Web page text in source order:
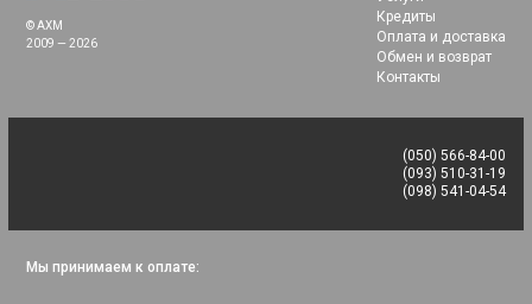
© AXM
2009 — 2026
Кредиты
Оплата и доставка
Обмен и возврат
Контакты
(050) 566-84-00
(093) 510-31-19
(098) 541-04-54
Мы принимаем к оплате: